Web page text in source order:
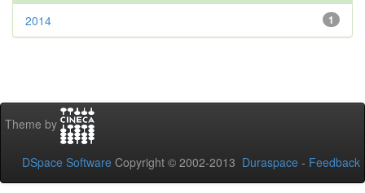
1
2014
Theme by
DSpace Software Copyright © 2002-2013 Duraspace - Feedback